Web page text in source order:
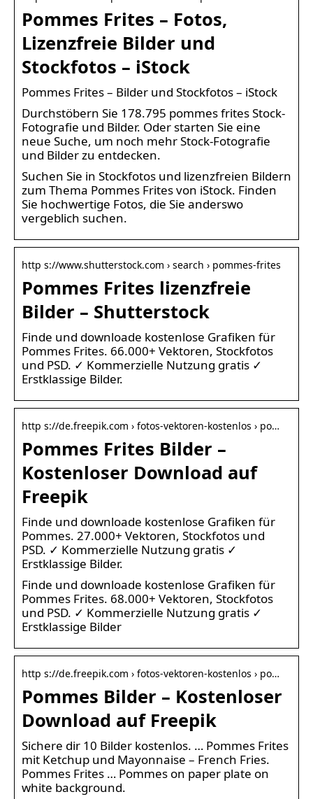
Pommes Frites – Fotos,
Lizenzfreie Bilder und
Stockfotos – iStock
Pommes Frites – Bilder und Stockfotos – iStock
Durchstöbern Sie 178.795 pommes frites Stock-
Fotografie und Bilder. Oder starten Sie eine
neue Suche, um noch mehr Stock-Fotografie
und Bilder zu entdecken.
Suchen Sie in Stockfotos und lizenzfreien Bildern
zum Thema Pommes Frites von iStock. Finden
Sie hochwertige Fotos, die Sie anderswo
vergeblich suchen.
http s://www.shutterstock.com › search › pommes-frites
Pommes Frites lizenzfreie
Bilder – Shutterstock
Finde und downloade kostenlose Grafiken für
Pommes Frites. 66.000+ Vektoren, Stockfotos
und PSD. ✓ Kommerzielle Nutzung gratis ✓
Erstklassige Bilder.
http s://de.freepik.com › fotos-vektoren-kostenlos › po…
Pommes Frites Bilder –
Kostenloser Download auf
Freepik
Finde und downloade kostenlose Grafiken für
Pommes. 27.000+ Vektoren, Stockfotos und
PSD. ✓ Kommerzielle Nutzung gratis ✓
Erstklassige Bilder.
Finde und downloade kostenlose Grafiken für
Pommes Frites. 68.000+ Vektoren, Stockfotos
und PSD. ✓ Kommerzielle Nutzung gratis ✓
Erstklassige Bilder
http s://de.freepik.com › fotos-vektoren-kostenlos › po…
Pommes Bilder – Kostenloser
Download auf Freepik
Sichere dir 10 Bilder kostenlos. … Pommes Frites
mit Ketchup und Mayonnaise – French Fries.
Pommes Frites … Pommes on paper plate on
white background.